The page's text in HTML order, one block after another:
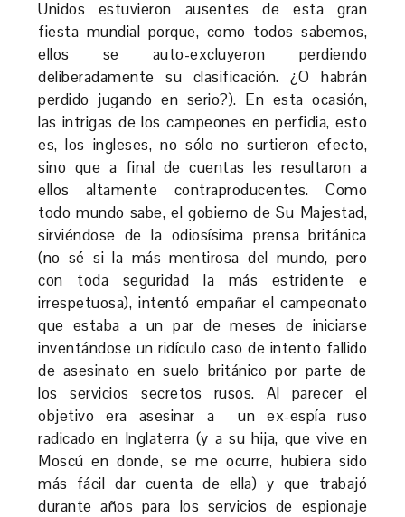
Unidos estuvieron ausentes de esta gran
fiesta mundial porque, como todos sabemos,
ellos se auto-excluyeron perdiendo
deliberadamente su clasificación. ¿O habrán
perdido jugando en serio?). En esta ocasión,
las intrigas de los campeones en perfidia, esto
es, los ingleses, no sólo no surtieron efecto,
sino que a final de cuentas les resultaron a
ellos altamente contraproducentes. Como
todo mundo sabe, el gobierno de Su Majestad,
sirviéndose de la odiosísima prensa británica
(no sé si la más mentirosa del mundo, pero
con toda seguridad la más estridente e
irrespetuosa), intentó empañar el campeonato
que estaba a un par de meses de iniciarse
inventándose un ridículo caso de intento fallido
de asesinato en suelo británico por parte de
los servicios secretos rusos. Al parecer el
objetivo era asesinar a un ex-espía ruso
radicado en Inglaterra (y a su hija, que vive en
Moscú en donde, se me ocurre, hubiera sido
más fácil dar cuenta de ella) y que trabajó
durante años para los servicios de espionaje